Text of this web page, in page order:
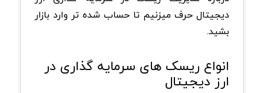
دیجیتال حرف میزنیم تا حساب شده تر وارد بازار
بشید.
انواع ریسک های سرمایه گذاری در
ارز دیجیتال